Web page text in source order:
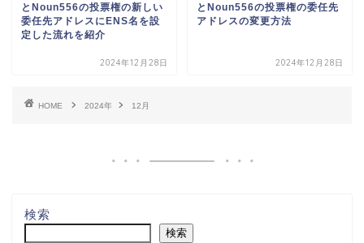
とNoun556の投票権の新しい
委任先アドレスにENS名を設
定した流れを紹介
2024年12月28日
とNoun556の投票権の委任先
アドレスの変更方法
2024年12月28日
HOME 2024年 12月
検索
検索